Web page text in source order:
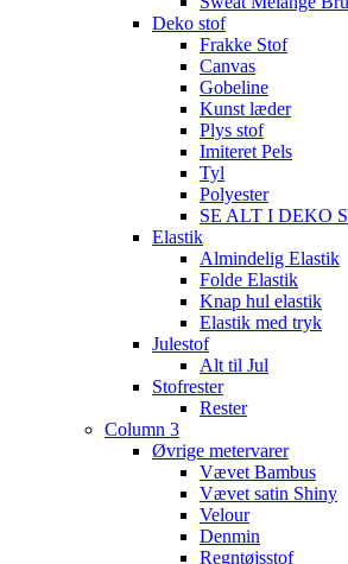
Deko stof
Frakke Stof
Canvas
Gobeline
Kunst læder
Plys stof
Imiteret Pels
Tyl
Polyester
SE ALT I DEKO
Elastik
Almindelig Elastik
Folde Elastik
Knap hul elastik
Elastik med tryk
Julestof
Alt til Jul
Stofrester
Rester
Column 3
Øvrige metervarer
Vævet Bambus
Vævet satin Shiny
Velour
Denmin
Regntøjsstof